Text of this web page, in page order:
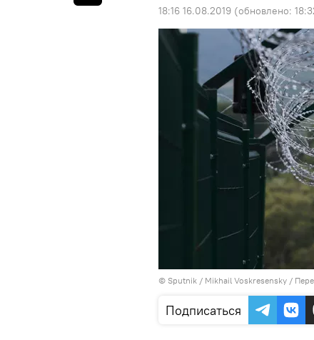
18:16 16.08.2019 (обновлено:
© Sputnik / Mikhail Voskresensky /
Подписаться